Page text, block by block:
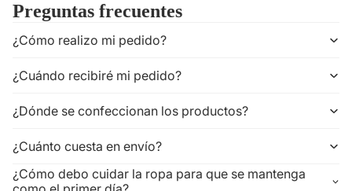
Preguntas frecuentes
¿Cómo realizo mi pedido?
¿Cuándo recibiré mi pedido?
¿Dónde se confeccionan los productos?
¿Cuánto cuesta en envío?
¿Cómo debo cuidar la ropa para que se mantenga